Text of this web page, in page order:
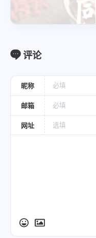
阴虚、湿热体质尤宜
利、水肿
慎用体质
阳虚体质慎用
评论
昵称
邮箱
网址